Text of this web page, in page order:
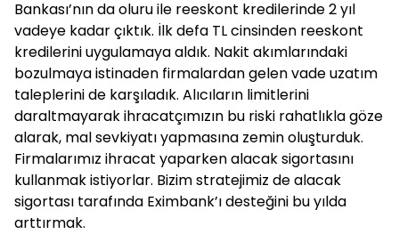
Bankası’nın da oluru ile reeskont kredilerinde 2 yıl
vadeye kadar çıktık. İlk defa TL cinsinden reeskont
kredilerini uygulamaya aldık. Nakit akımlarındaki
bozulmaya istinaden firmalardan gelen vade uzatım
taleplerini de karşıladık. Alıcıların limitlerini
daraltmayarak ihracatçımızın bu riski rahatlıkla göze
alarak, mal sevkiyatı yapmasına zemin oluşturduk.
Firmalarımız ihracat yaparken alacak sigortasını
kullanmak istiyorlar. Bizim stratejimiz de alacak
sigortası tarafında Eximbank’ı desteğini bu yılda
arttırmak.